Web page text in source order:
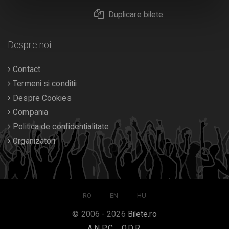
Duplicare bilete
Despre noi
Contact
Termeni si conditii
Despre Cookies
Compania
Politica de confidentialitate
Organizatori
RO EN HU
© 2006 - 2026 Bilete.ro